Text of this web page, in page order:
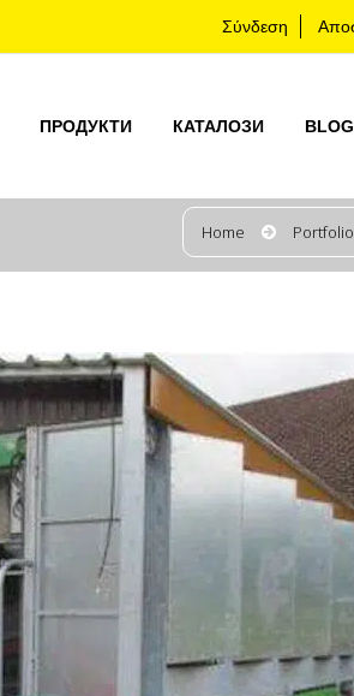
Σύνδεση
ПРОДУКТИ КАТАЛОЗИ BLOG
Home Portfolio